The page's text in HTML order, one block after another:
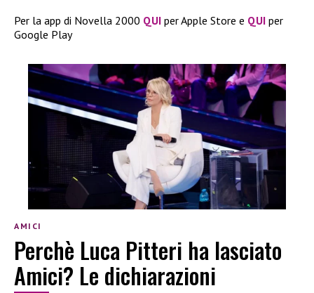
Per la app di Novella 2000 QUI per Apple Store e QUI per
Google Play
AMICI
Perchè Luca Pitteri ha lasciato
Amici? Le dichiarazioni